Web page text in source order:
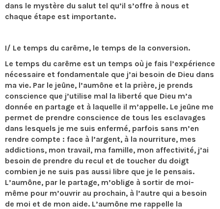
dans le mystère du salut tel qu’il s’offre à nous et
chaque étape est importante.
I/ Le temps du carême, le temps de la conversion.
Le temps du carême est un temps où je fais l’expérience
nécessaire et fondamentale que j’ai besoin de Dieu dans
ma vie. Par le jeûne, l’aumône et la prière, je prends
conscience que j’utilise mal la liberté que Dieu m’a
donnée en partage et à laquelle il m’appelle. Le jeûne me
permet de prendre conscience de tous les esclavages
dans lesquels je me suis enfermé, parfois sans m’en
rendre compte : face à l’argent, à la nourriture, mes
addictions, mon travail, ma famille, mon affectivité, j’ai
besoin de prendre du recul et de toucher du doigt
combien je ne suis pas aussi libre que je le pensais.
L’aumône, par le partage, m’oblige à sortir de moi-
même pour m’ouvrir au prochain, à l’autre qui a besoin
de moi et de mon aide. L’aumône me rappelle la